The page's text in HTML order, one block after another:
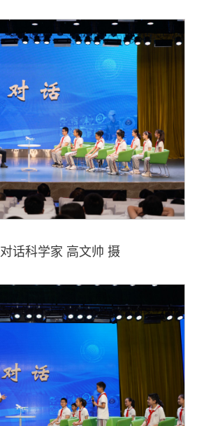
对话科学家 高文帅 摄